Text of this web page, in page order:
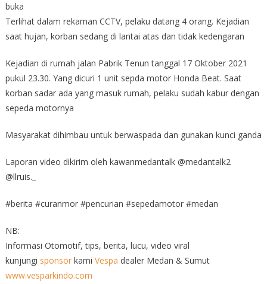
buka
Terlihat dalam rekaman CCTV, pelaku datang 4 orang. Kejadian
saat hujan, korban sedang di lantai atas dan tidak kedengaran
Kejadian di rumah jalan Pabrik Tenun tanggal 17 Oktober 2021
pukul 23.30. Yang dicuri 1 unit sepda motor Honda Beat. Saat
korban sadar ada yang masuk rumah, pelaku sudah kabur dengan
sepeda motornya
Masyarakat dihimbau untuk berwaspada dan gunakan kunci ganda
Laporan video dikirim oleh kawanmedantalk @medantalk2
@llruis._
#berita #curanmor #pencurian #sepedamotor #medan
NB:
Informasi Otomotif, tips, berita, lucu, video viral
kunjungi sponsorkami Vespa dealer Medan & Sumut
www.vesparkindo.com